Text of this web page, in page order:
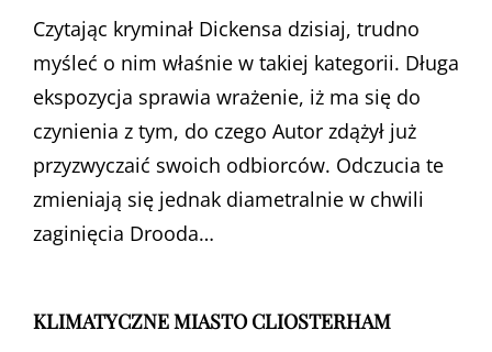
Czytając kryminał Dickensa dzisiaj, trudno
myśleć o nim właśnie w takiej kategorii. Długa
ekspozycja sprawia wrażenie, iż ma się do
czynienia z tym, do czego Autor zdążył już
przyzwyczaić swoich odbiorców. Odczucia te
zmieniają się jednak diametralnie w chwili
zaginięcia Drooda…
KLIMATYCZNE MIASTO CLIOSTERHAM